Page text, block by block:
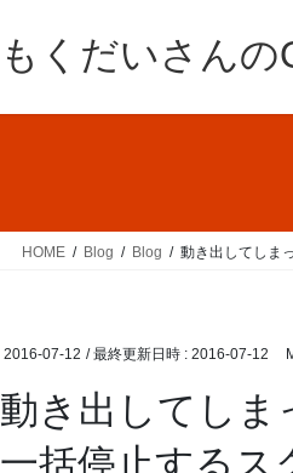
もくだいさん
HOME Blog Blog 動き出してしま
2016-07-12 / 最終更新日時 : 2016-07-12
動き出してしま
一括停止するス